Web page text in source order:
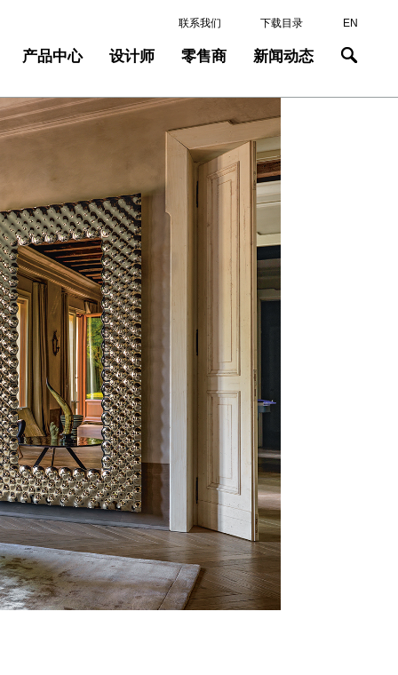
产品中心 设计师 零售商 新闻动态
联系我们 下载目录 EN